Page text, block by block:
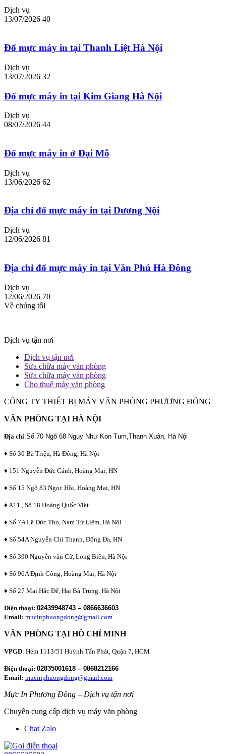
Dịch vụ
13/07/2026 40
Đổ mực máy in tại Thanh Liệt Hà Nội
Dịch vụ
13/07/2026 32
Đổ mực máy in tại Kim Giang Hà Nội
Dịch vụ
08/07/2026 44
Đổ mực máy in ở Đại Mỗ
Dịch vụ
13/06/2026 62
Địa chỉ đổ mực máy in tại Dương Nội
Dịch vụ
12/06/2026 81
Địa chỉ đổ mực máy in tại Văn Phú Hà Đông
Dịch vụ
12/06/2026 70
Về chúng tôi
Dịch vụ tận nơi
Dịch vụ tận nơi
Sửa chữa máy văn phòng
Sửa chữa máy văn phòng
Cho thuê máy văn phòng
CÔNG TY THIẾT BỊ MÁY VĂN PHÒNG PHƯƠNG ĐÔNG
VĂN PHÒNG TẠI HÀ NỘI
Địa chỉ:Số 70 Ngõ 68 Ngụy Như Kon Tum,Thanh Xuân, Hà Nội
♦ Số 30 Bà Triệu, Hà Đông, Hà Nội
♦ 151 Nguyễn Đức Cảnh, Hoàng Mai, HN
♦ Số 15 Ngõ 83 Ngọc Hồi, Hoàng Mai, HN
♦ A11 , Số 18 Hoàng Quốc Việt
♦ Số 7A Lê Đức Thọ, Nam Từ Liêm, Hà Nội
♦ Số 54A Nguyễn Chí Thanh, Đống Đa, HN
♦ Số 390 Nguyễn văn Cừ, Long Biên, Hà Nội
♦ Số 96A Định Công, Hoàng Mai, Hà Nội
♦ Số 27 Mai Hắc Đế, Hai Bà Trưng, Hà Nội
Điện thoại: 02439948743 – 0866636603
Email: mucinphuongdong@gmail.com
VĂN PHÒNG TẠI HỒ CHÍ MINH
VPGD: Hẻm 1113/51 Huỳnh Tấn Phát, Quận 7, HCM
Điện thoại: 02835001618 – 0868212166
Email: mucinphuongdong@gmail.com
Mực In Phương Đông – Dịch vụ tận nơi
Chuyên cung cấp dịch vụ máy văn phòng
Chat Zalo